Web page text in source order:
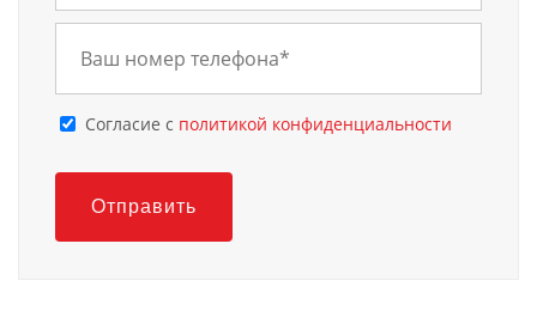
Cогласие с политикой конфиденциальности
Отправить